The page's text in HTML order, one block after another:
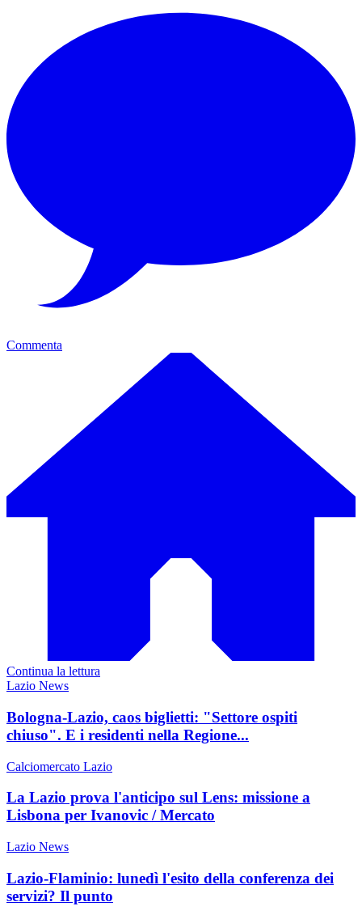
Commenta
Continua la lettura
Lazio News
Bologna-Lazio, caos biglietti: "Settore ospiti
chiuso". E i residenti nella Regione...
Calciomercato Lazio
La Lazio prova l'anticipo sul Lens: missione a
Lisbona per Ivanovic / Mercato
Lazio News
Lazio-Flaminio: lunedì l'esito della conferenza dei
servizi? Il punto